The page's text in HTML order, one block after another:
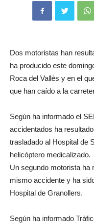
Dos motoristas han
ha producido este
Roca del Vallès y en el
que han caído a la
Según ha informado el
accidentados ha
trasladado al Hospital de
helicóptero medicalizado.
Un segundo motorista ha
mismo accidente y ha
Hospital de Granollers.
Según ha informado